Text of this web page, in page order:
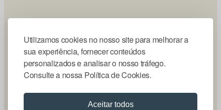
Utilizamos cookies no nosso site para melhorar a
sua experiência, fornecer conteúdos
personalizados e analisar o nosso tráfego.
Consulte a nossa Política de Cookies.
Aceitar todos